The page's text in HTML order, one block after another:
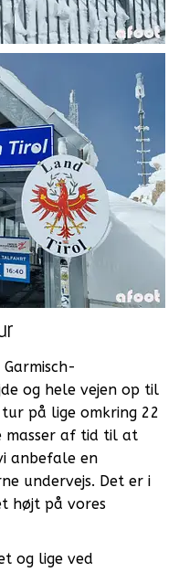
og hele vejen op til
på lige omkring 22
masser af tid til at
anbefale en
undervejs. Det er i
højt på vores
og lige ved